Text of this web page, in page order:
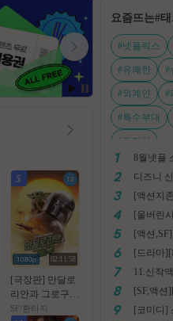
5
02:11:58
[극장판] 만달로
리안과 그로구. 2
026 (스타워즈, 1
SF/환타지
요즘뜨는#
#넷플릭스
#유쾌한 #
#외계인 #
#특수부대
#전지현